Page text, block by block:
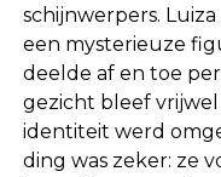
schijnwerpers.
een mysterieuze
deelde af en toe
gezicht bleef
identiteit werd
ding was zeker: ze